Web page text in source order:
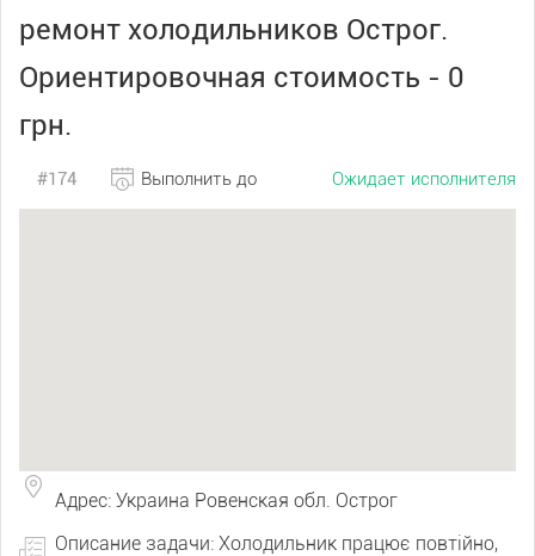
ремонт холодильников Острог.
Ориентировочная стоимость - 0
грн.
#174 Ожидает исполнителя
Выполнить до
Адрес: Украина Ровенская обл. Острог
Описание задачи: Холодильник працює повтійно,